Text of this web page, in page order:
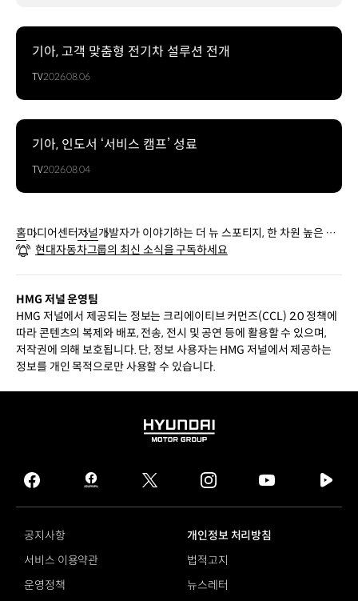
기아, 고객 맞춤형 전기차 설루션 전개
TV2026.08.06
기아, 인도서 ‘서비스 캠프’ 성료
TV2026.08.04
홈미디어센터저널개발자가 이야기하는 더 뉴 스포티지, 한 차원 높은 완
성도에 다가서다
현대자동차그룹의 최신 소식을 구독하세요
HMG 저널 운영팀
HMG 저널에서 제공되는 정보는 크리에이티브 커먼즈(CCL) 2.0 정책에
따라 콘텐츠의 복제와 배포, 전송, 전시 및 공연 등에 활용할 수 있으며,
저작권에 의해 보호됩니다. 단, 정보 사용자는 HMG 저널에서 제공하는
정보를 개인 목적으로만 사용할 수 있습니다.
HYUNDAI
GROUP
facebook
hmg
journal
twitter instagram
tv
공지사항
개인정보 처리방침
서비스 이용약관
법적고지
운영정책
뉴스레터